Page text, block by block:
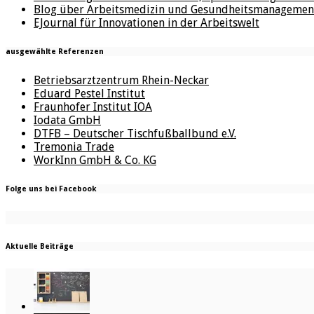
Blog über Arbeitsmedizin und
EJournal für Innovationen in der Arbeitswelt
ausgewählte Referenzen
Betriebsarztzentrum Rhein-Neckar
Eduard Pestel Institut
Fraunhofer Institut IOA
Iodata GmbH
DTFB – Deutscher Tischfußballbund e.V.
Tremonia Trade
WorkInn GmbH & Co. KG
Folge uns bei Facebook
Aktuelle Beiträge